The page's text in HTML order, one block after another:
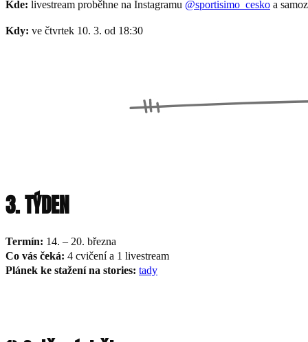
Kde: livestream proběhne na Instagramu @sportisimo_cesko a
Kdy: ve čtvrtek 10. 3. od 18:30
3. TÝDEN
Termín: 14. – 20. března
Co vás čeká: 4 cvičení a 1 livestream
Plánek ke stažení na stories: tady